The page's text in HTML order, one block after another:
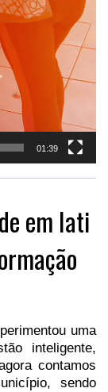
01:39
em Iati
uma
inteligente,
contamos
sendo